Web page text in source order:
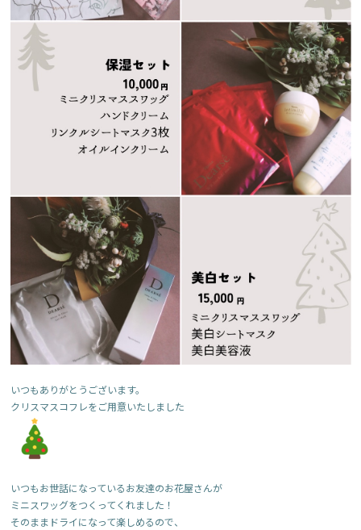
いつもありがとうございます。
いつもお世話になっているお友達のお花屋さんが
ミニスワッグをつくってくれました！
そのままドライになって楽しめるので、